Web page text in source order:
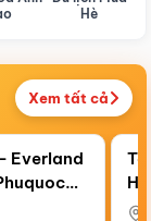
Hè
Xem tất cả
nổi bật
Everland